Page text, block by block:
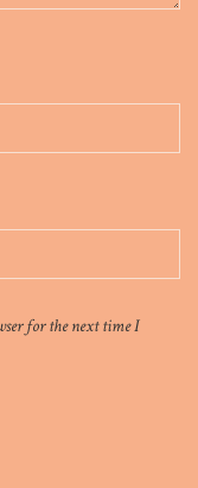
for the next time I